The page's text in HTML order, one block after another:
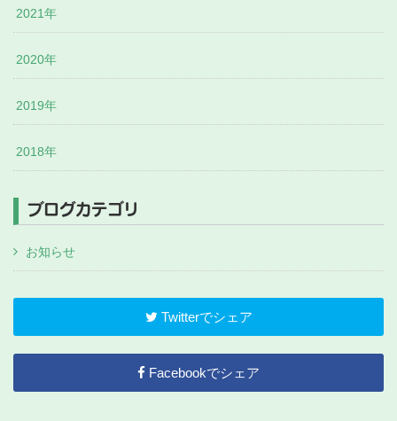
2021年
2020年
2019年
2018年
ブログカテゴリ
お知らせ
Twitterでシェア
Facebookでシェア